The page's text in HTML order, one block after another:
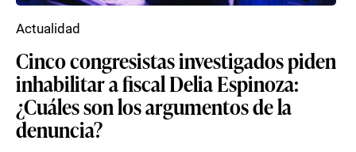
Cinco congresistas investigados piden
inhabilitar a fiscal Delia Espinoza:
¿Cuáles son los argumentos de la
denuncia?
Actualidad